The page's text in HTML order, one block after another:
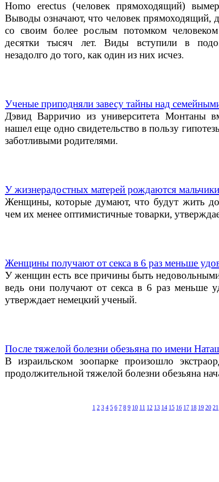
Homo erectus (человек прямоходящий)
Выводы означают, что человек прямоходящий,
со своим более рослым потомком
десятки тысяч лет. Виды вступили в
незадолго до того, как один из них исчез.
Ученые приподняли завесу тайны над
Дэвид Варричио из университета Монтаны
нашел еще одно свидетельство в пользу
заботливыми родителями.
У жизнерадостных матерей рождаются мальчики
Женщины, которые думают, что будут жить
чем их менее оптимистичные товарки,
Женщины получают от секса в 6 раз меньше
У женщин есть все причины быть
ведь они получают от секса в 6 раз меньше
утверждает немецкий ученый.
После тяжелой болезни обезьяна по имени
В израильском зоопарке произошло
продолжительной тяжелой болезни обезьяна
1 2 3 4 5 6 7 8 9 10 11 12 13 14 15 16 17 18 19 20 21